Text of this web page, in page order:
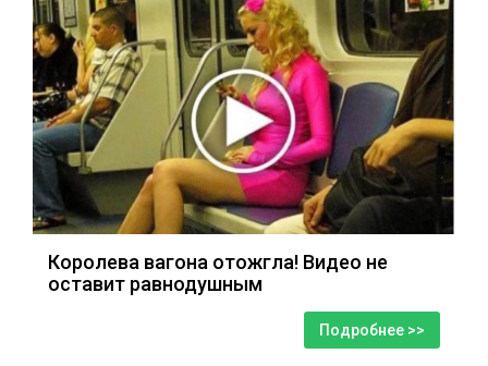
Королева вагона отожгла! Видео не
оставит равнодушным
Подробнее >>